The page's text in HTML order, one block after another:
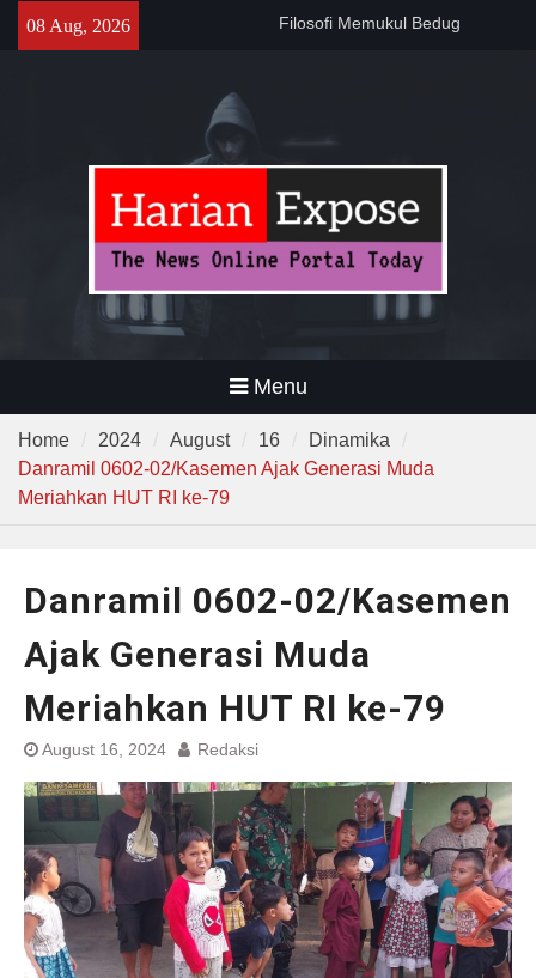
08 Aug, 2026
141 Tahun Stasiun Slawi : “Dari
Narkoba di Sekolah Kebayoran
Tuntas
Menu
Home 2024 August 16
Dinamika
Danramil 0602-02/Kasemen Ajak Generasi Muda
Meriahkan HUT RI ke-79
Danramil 0602-02/Kasemen
Ajak Generasi Muda
Meriahkan HUT RI ke-79
August 16, 2024 Redaksi